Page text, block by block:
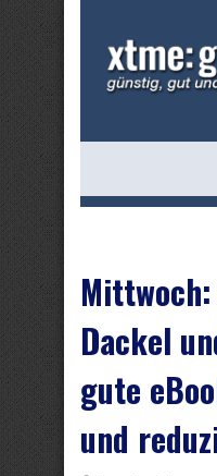
Mittwoch:
Dackel
gute
und